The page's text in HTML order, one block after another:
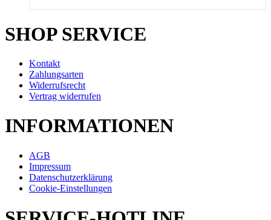
SHOP SERVICE
Kontakt
Zahlungsarten
Widerrufsrecht
Vertrag widerrufen
INFORMATIONEN
AGB
Impressum
Datenschutzerklärung
Cookie-Einstellungen